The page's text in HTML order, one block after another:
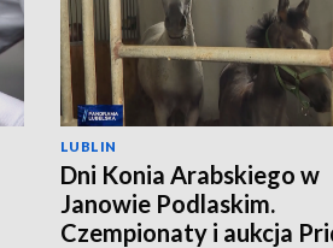
LUBLIN
Dni Konia Arabskiego w
Janowie Podlaskim.
Czempionaty i aukcja